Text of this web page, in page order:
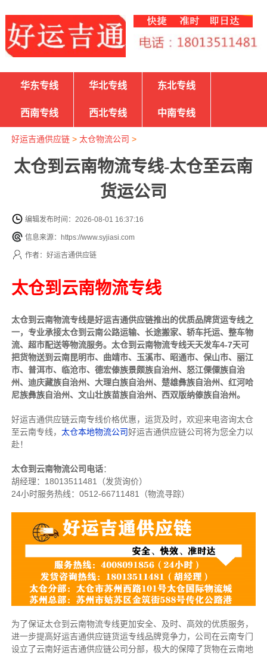
华东专线 华北专线 东北专线
西南专线 西北专线 中南专线
好运吉通供应链> 太仓物流公司 >
太仓到云南物流专线-太仓至云南
货运公司
编辑发布时间：2026-08-01 16:37:16
信息来源：https://www.syjiasi.com
作者：好运吉通供应链
太仓到云南物流专线
太仓到云南物流专线是好运吉通供应链推出的优质品牌货运专线之
一，专业承接太仓到云南公路运输、长途搬家、轿车托运、整车物
流、超市配送等物流服务。太仓到云南物流专线天天发车4-7天可
把货物送到云南昆明市、曲靖市、玉溪市、昭通市、保山市、丽江
市、普洱市、临沧市、德宏傣族景颇族自治州、怒江傈僳族自治
州、迪庆藏族自治州、大理白族自治州、楚雄彝族自治州、红河哈
尼族彝族自治州、文山壮族苗族自治州、西双版纳傣族自治州。
好运吉通供应链云南专线价格优惠，运货及时，欢迎来电咨询太仓
至云南专线， 太仓本地物流公司好运吉通供应链公司将为您全力以
赴！
太仓到云南物流公司电话：
胡经理： 18013511481（发货询价）
24小时服务热线：0512-66711481（物流寻踪）
为了保证太仓到云南物流专线更加安全、及时、高效的优质服务，
进一步提高好运吉通供应链货运专线品牌竞争力，公司在云南专门
设立了云南好运吉通供应链公司分部，极大的保障了货物在云南地